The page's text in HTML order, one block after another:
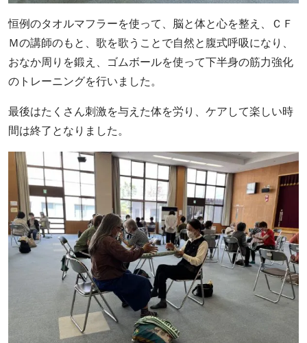
恒例のタオルマフラーを使って、脳と体と心を整え、ＣＦ
Ｍの講師のもと、歌を歌うことで自然と腹式呼吸になり、
おなか周りを鍛え、ゴムボールを使って下半身の筋力強化
のトレーニングを行いました。
最後はたくさん刺激を与えた体を労り、ケアして楽しい時
間は終了となりました。